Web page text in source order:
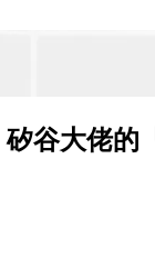
谷大佬的